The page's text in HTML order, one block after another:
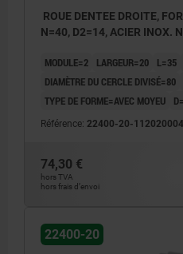
ROUE DENTEE DROITE,
N=40, D2=14, ACIER INOX.
MODULE=2 LARGEUR=20 L=35
DIAMÈTRE DU CERCLE DIVISÉ=80
TYPE DE FORME=AVEC MOYEU
Référence: 22400-20-
74,30 €
hors TVA
hors frais d’envoi
22400-20